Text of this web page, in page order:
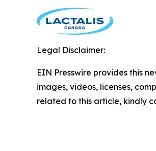
Legal Disclaimer:
EIN Presswire provides this
images, videos, licenses,
related to this article, kindly